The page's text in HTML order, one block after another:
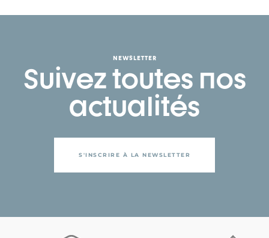
NEWSLETTER
Suivez toutes nos
actualités
S'INSCRIRE À LA NEWSLETTER